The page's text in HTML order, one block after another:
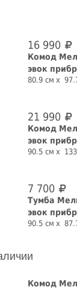
16 990
Комод
эвок
80.9 см
21 990
Комод
эвок
90.5 см
7 700
Тумба
эвок
90.5 см
Комод